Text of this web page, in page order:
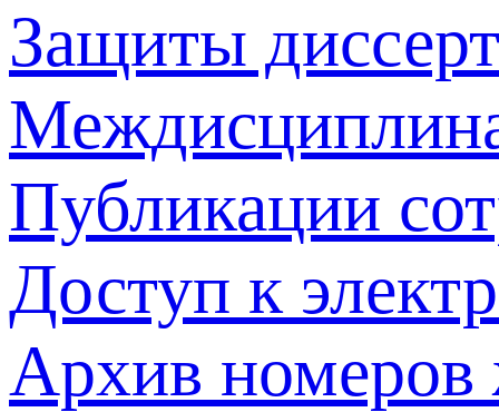
Защиты
Публикации
Доступ к
Архив номеров